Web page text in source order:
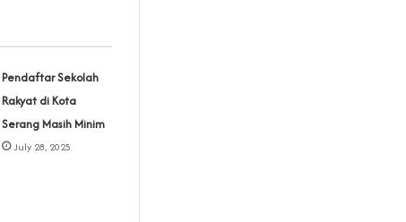
Pendaftar Sekolah
Rakyat di Kota
Serang Masih Minim
July 28, 2025